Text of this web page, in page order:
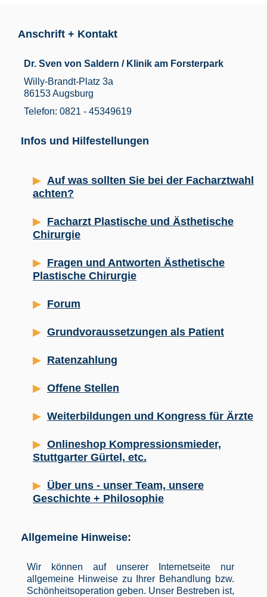
Anschrift + Kontakt
Dr. Sven von Saldern / Klinik am Forsterpark
Willy-Brandt-Platz 3a
86153 Augsburg
Telefon: 0821 - 45349619
Infos und Hilfestellungen
Auf was sollten Sie bei der Facharztwahl
achten?
Facharzt Plastische und Ästhetische
Chirurgie
Fragen und Antworten Ästhetische
Plastische Chirurgie
Forum
Grundvoraussetzungen als Patient
Ratenzahlung
Offene Stellen
Weiterbildungen und Kongress für Ärzte
Onlineshop Kompressionsmieder,
Stuttgarter Gürtel, etc.
Über uns - unser Team, unsere
Geschichte + Philosophie
Allgemeine Hinweise:
Wir können auf unserer Internetseite nur
allgemeine Hinweise zu Ihrer Behandlung bzw.
Schönheitsoperation geben. Unser Bestreben ist,